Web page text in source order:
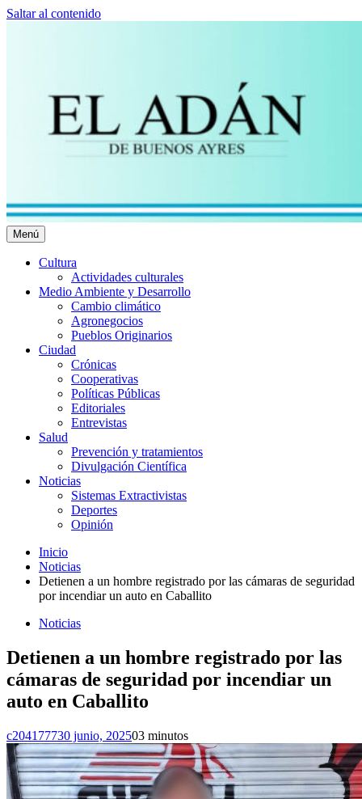
Saltar al contenido
El Adán Buenos Ayres
Noticias porteñas
Menú
Cultura
Actividades culturales
Medio Ambiente y Desarrollo
Cambio climático
Agronegocios
Pueblos Originarios
Ciudad
Crónicas
Cooperativas
Políticas Públicas
Editoriales
Entrevistas
Salud
Prevención y tratamientos
Divulgación Científica
Noticias
Sistemas Extractivistas
Deportes
Opinión
Inicio
Noticias
Detienen a un hombre registrado por las cámaras de seguridad
por incendiar un auto en Caballito
Noticias
Detienen a un hombre registrado por las
cámaras de seguridad por incendiar un
auto en Caballito
c204177730 junio, 202503 minutos